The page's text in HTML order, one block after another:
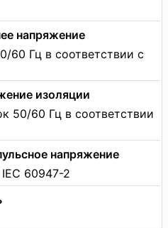
напряжение
60 Гц в соответствии с
изоляции
50/60 Гц в соответствии
напряжение
60947-2